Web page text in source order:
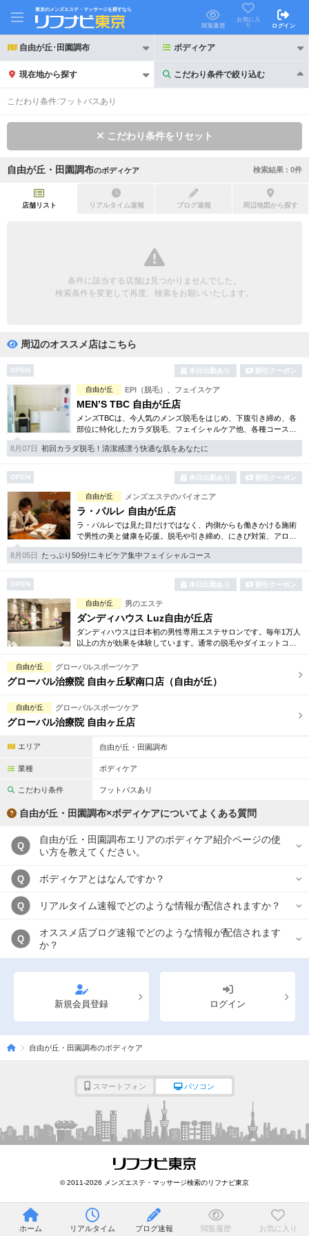
東京のメンズエステ・マッサージを探すなら
閲覧履歴
お気に入
り
ログイン
自由が丘･田園調布 ボディケア
現在地から探す こだわり条件で絞り込む
こだわり条件で絞り込む
初回割引あり リピーター割引あり
団体様歓迎
ペアルームあり
フットバスあり 岩盤浴あり
専用駐車場あり 有資格者在籍
日本人スタッフのみ 女性スタッフのみ
スタッフ指名可 Ｗセラピスト
駅から徒歩5分以内
こだわり条件を変更
閉じる
こだわり条件:フットバスあり
こだわり条件をリセット
自由が丘・田園調布のボディケア 検索結果 : 0件
店舗リスト リアルタイム速報 ブログ速報 周辺地図から探す
条件に該当する店舗は見つかりませんでした。
検索条件を変更して再度、検索をお願いいたします。
周辺のオススメ店はこちら
OPEN 本日出勤あり 割引クーポン
自由が丘 EPI（脱毛）、フェイスケア
MEN’S TBC 自由が丘店
メンズTBCは、今人気のメンズ脱毛をはじめ、下腹引き締め、各
部位に特化したカラダ脱毛、フェイシャルケア他、各種コースを
豊富にご用意。まず試したいという方用に、各種お得な体験コー
スも取り揃えております。
8月07日 初回カラダ脱毛！清潔感漂う快適な肌をあなたに
OPEN 本日出勤あり 割引クーポン
自由が丘 メンズエステのパイオニア
ラ・パルレ 自由が丘店
ラ・パルレでは見た目だけではなく、内側からも働きかける施術
で男性の美と健康を応援。脱毛や引き締め、にきび対策、アロマ
エステ、脱メタボリック等豊富なメニューをご用意。まずはお得
な体験コースをチェック！
8月05日 たっぷり50分!ニキビケア集中フェイシャルコース
OPEN 本日出勤あり 割引クーポン
自由が丘 男のエステ
ダンディハウス Luz自由が丘店
ダンディハウスは日本初の男性専用エステサロンです。毎年1万人
以上の方が効果を体験しています。通常の脱毛やダイエットコー
まずは体験コースから。
自由が丘 グローバルスポーツケア
グローバル治療院 自由ヶ丘駅南口店（自由が丘）
自由が丘 グローバルスポーツケア
グローバル治療院 自由ヶ丘店
エリア 自由が丘・田園調布
業種 ボディケア
こだわり条件 フットバスあり
自由が丘・田園調布×ボディケアについてよくある質問
Q
自由が丘・田園調布エリアのボディケア紹介ページの使
い方を教えてください。
Q ボディケアとはなんですか？
Q リアルタイム速報でどのような情報が配信されますか？
Q
オススメ店ブログ速報でどのような情報が配信されます
か？
新規会員登録 ログイン
自由が丘・田園調布のボディケア
スマートフォン パソコン
© 2011-2026 メンズエステ・マッサージ検索のリフナビ東京
ホーム リアルタイム ブログ速報 閲覧履歴 お気に入り